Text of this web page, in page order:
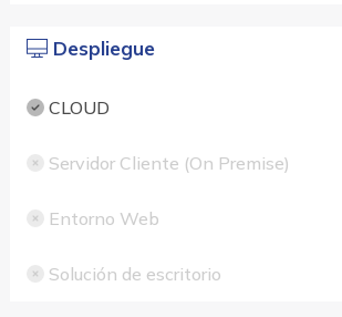
Despliegue
CLOUD
Servidor Cliente (On Premise)
Entorno Web
Solución de escritorio